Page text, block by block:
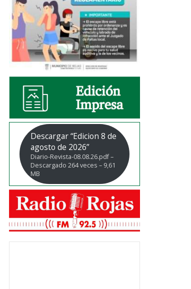
Descargar “Edicion 8 de
agosto de 2026”
Diario-Revista-08.08.26.pdf –
Descargado 264 veces – 9,61
MB